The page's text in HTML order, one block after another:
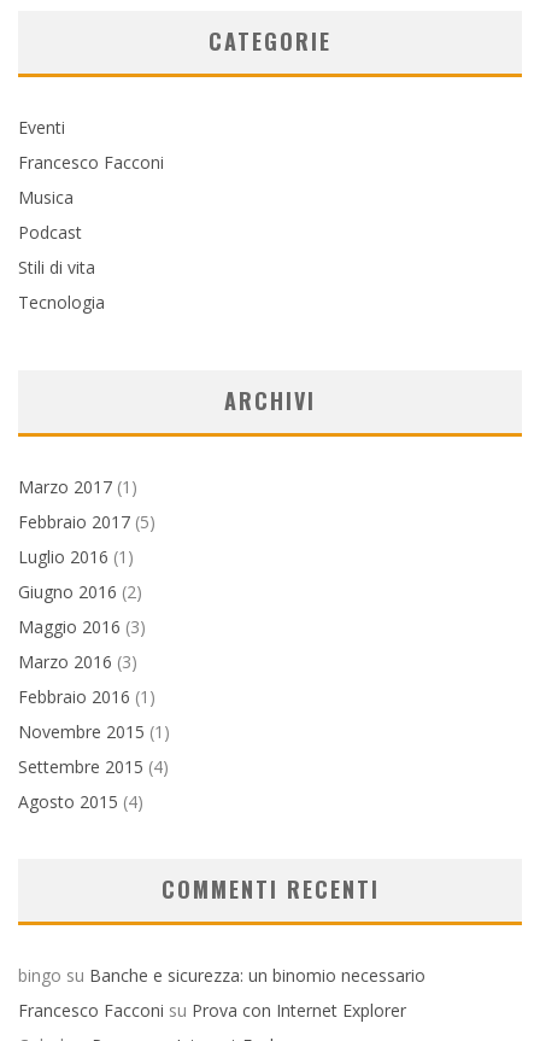
CATEGORIE
Eventi
Francesco Facconi
Musica
Podcast
Stili di vita
Tecnologia
ARCHIVI
Marzo 2017 (1)
Febbraio 2017 (5)
Luglio 2016 (1)
Giugno 2016 (2)
Maggio 2016 (3)
Marzo 2016 (3)
Febbraio 2016 (1)
Novembre 2015 (1)
Settembre 2015 (4)
Agosto 2015 (4)
COMMENTI RECENTI
bingo su Banche e sicurezza: un binomio necessario
Francesco Facconi su Prova con Internet Explorer